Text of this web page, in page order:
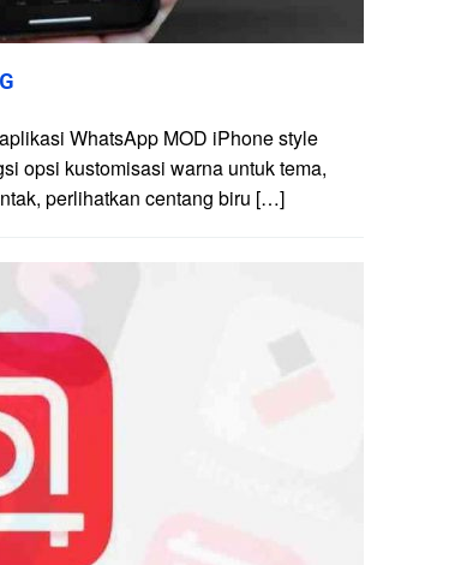
WhatsApp MOD iPhone style
opsi kustomisasi warna untuk tema,
perlihatkan centang biru […]